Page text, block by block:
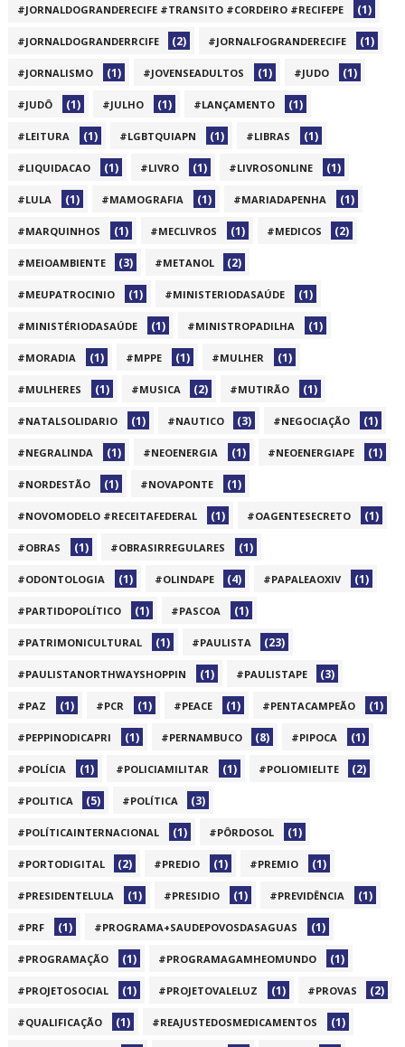
#JORNALDOGRANDERECIFE #TRANSITO #CORDEIRO #RECIFEPE (1)
#JORNALDOGRANDERRCIFE (2) #JORNALFOGRANDERECIFE (1)
#JORNALISMO (1) #JOVENSEADULTOS (1) #JUDO (1)
#JUDÔ (1) #JULHO (1) #LANÇAMENTO (1)
#LEITURA (1) #LGBTQUIAPN (1) #LIBRAS (1)
#LIQUIDACAO (1) #LIVRO (1) #LIVROSONLINE (1)
#LULA (1) #MAMOGRAFIA (1) #MARIADAPENHA (1)
#MARQUINHOS (1) #MECLIVROS (1) #MEDICOS (2)
#MEIOAMBIENTE (3) #METANOL (2)
#MEUPATROCINIO (1) #MINISTERIODASAÚDE (1)
#MINISTÉRIODASAÚDE (1) #MINISTROPADILHA (1)
#MORADIA (1) #MPPE (1) #MULHER (1)
#MULHERES (1) #MUSICA (2) #MUTIRÃO (1)
#NATALSOLIDARIO (1) #NAUTICO (3) #NEGOCIAÇÃO (1)
#NEGRALINDA (1) #NEOENERGIA (1) #NEOENERGIAPE (1)
#NORDESTÃO (1) #NOVAPONTE (1)
#NOVOMODELO #RECEITAFEDERAL (1) #OAGENTESECRETO (1)
#OBRAS (1) #OBRASIRREGULARES (1)
#ODONTOLOGIA (1) #OLINDAPE (4) #PAPALEAOXIV (1)
#PARTIDOPOLÍTICO (1) #PASCOA (1)
#PATRIMONICULTURAL (1) #PAULISTA (23)
#PAULISTANORTHWAYSHOPPIN (1) #PAULISTAPE (3)
#PAZ (1) #PCR (1) #PEACE (1) #PENTACAMPEÃO (1)
#PEPPINODICAPRI (1) #PERNAMBUCO (8) #PIPOCA (1)
#POLÍCIA (1) #POLICIAMILITAR (1) #POLIOMIELITE (2)
#POLITICA (5) #POLÍTICA (3)
#POLÍTICAINTERNACIONAL (1) #PÔRDOSOL (1)
#PORTODIGITAL (2) #PREDIO (1) #PREMIO (1)
#PRESIDENTELULA (1) #PRESIDIO (1) #PREVIDÊNCIA (1)
#PRF (1) #PROGRAMA+SAUDEPOVOSDASAGUAS (1)
#PROGRAMAÇÃO (1) #PROGRAMAGAMHEOMUNDO (1)
#PROJETOSOCIAL (1) #PROJETOVALELUZ (1) #PROVAS (2)
#QUALIFICAÇÃO (1) #REAJUSTEDOSMEDICAMENTOS (1)